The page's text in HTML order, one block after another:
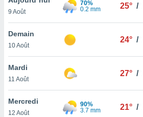
et
»,
au
vous
qu'ils
ou
9 Août
70%
0.2 mm
25° /
Demain
10 Août
24° /
Mardi
11 Août
27° /
Mercredi
12 Août
90%
3.7 mm
21° /